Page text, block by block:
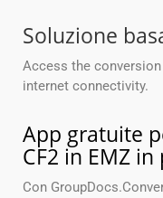
Soluzione
Access the
internet connectivity.
App gratuite
CF2 in EMZ
Con